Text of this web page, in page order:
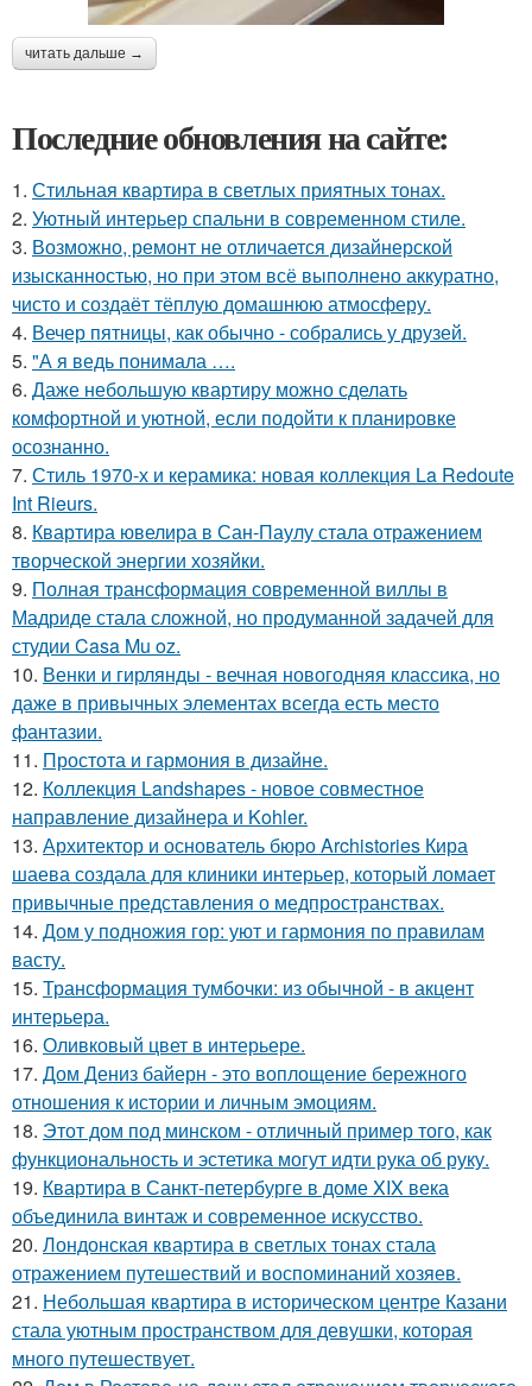
читать дальше →
Последние обновления на сайте:
1. Стильная квартира в светлых приятных тонах.
2. Уютный интерьер спальни в современном стиле.
3. Возможно, ремонт не отличается дизайнерской
изысканностью, но при этом всё выполнено аккуратно,
чисто и создаёт тёплую домашнюю атмосферу.
4. Вечер пятницы, как обычно - собрались у друзей.
5. "А я ведь понимала ….
6. Даже небольшую квартиру можно сделать
комфортной и уютной, если подойти к планировке
осознанно.
7. Стиль 1970-х и керамика: новая коллекция La Redoute
Int Rieurs.
8. Квартира ювелира в Сан-Паулу стала отражением
творческой энергии хозяйки.
9. Полная трансформация современной виллы в
Мадриде стала сложной, но продуманной задачей для
студии Casa Mu oz.
10. Венки и гирлянды - вечная новогодняя классика, но
даже в привычных элементах всегда есть место
фантазии.
11. Простота и гармония в дизайне.
12. Коллекция Landshapes - новое совместное
направление дизайнера и Kohler.
13. Архитектор и основатель бюро Archistories Кира
шаева создала для клиники интерьер, который ломает
привычные представления о медпространствах.
14. Дом у подножия гор: уют и гармония по правилам
васту.
15. Трансформация тумбочки: из обычной - в акцент
интерьера.
16. Оливковый цвет в интерьере.
17. Дом Дениз байерн - это воплощение бережного
отношения к истории и личным эмоциям.
18. Этот дом под минском - отличный пример того, как
функциональность и эстетика могут идти рука об руку.
19. Квартира в Санкт-петербурге в доме XIX века
объединила винтаж и современное искусство.
20. Лондонская квартира в светлых тонах стала
отражением путешествий и воспоминаний хозяев.
21. Небольшая квартира в историческом центре Казани
стала уютным пространством для девушки, которая
много путешествует.